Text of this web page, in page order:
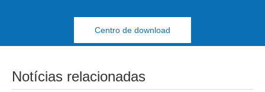
Centro de download
Notícias relacionadas